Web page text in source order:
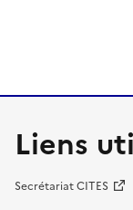
Liens
Secrétariat CITES